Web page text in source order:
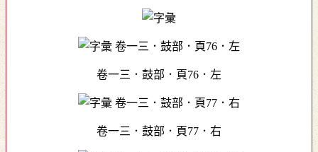
卷一三．鼓部．頁76．左
卷一三．鼓部．頁77．右